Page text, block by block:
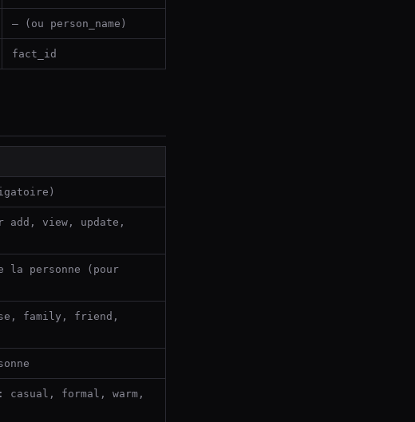
— (ou person_name)
fact_id
add, view, update,
la personne (pour
family, friend,
casual, formal, warm,